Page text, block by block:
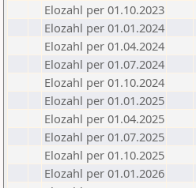
Elozahl per 01.10.2023
Elozahl per 01.01.2024
Elozahl per 01.04.2024
Elozahl per 01.07.2024
Elozahl per 01.10.2024
Elozahl per 01.01.2025
Elozahl per 01.04.2025
Elozahl per 01.07.2025
Elozahl per 01.10.2025
Elozahl per 01.01.2026